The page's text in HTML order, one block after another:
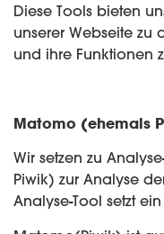
Diese Tools bieten
unserer Webseite zu
und ihre Funktionen
Matomo (ehemals
Wir setzen zu
Piwik) zur Analyse
Analyse-Tool setzt